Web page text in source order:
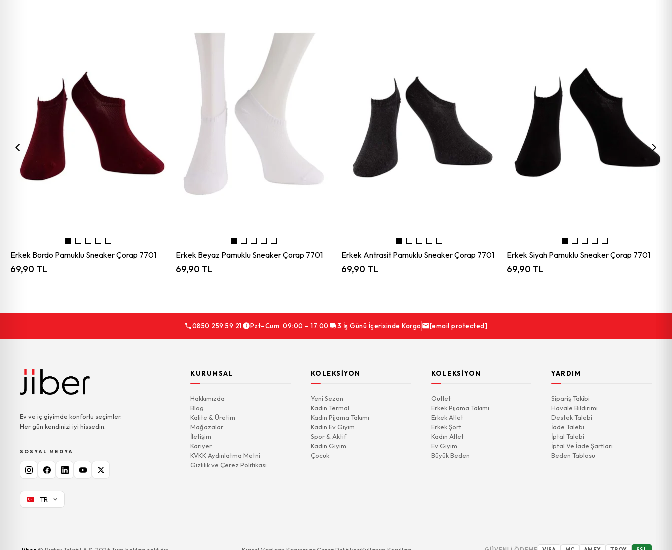
Erkek Bordo Pamuklu Sneaker Çorap 7701
69,90 TL
Erkek Beyaz Pamuklu Sneaker Çorap 7701
69,90 TL
Erkek Antrasit Pamuklu Sneaker Çorap 7701
69,90 TL
Erkek Siyah Pamuklu Sneaker Çorap 7701
69,90 TL
0850 259 59 21 Pzt–Cum 09:00 – 17:00 3 İş Günü İçerisinde Kargo [email protected]
Ev ve iç giyimde konforlu seçimler.
Her gün kendinizi iyi hissedin.
SOSYAL MEDYA
TR
KURUMSAL
Hakkımızda
Blog
Kalite & Üretim
Mağazalar
İletişim
Kariyer
KVKK Aydınlatma Metni
Gizlilik ve Çerez Politikası
KOLEKSIYON
Yeni Sezon
Kadın Termal
Kadın Pijama Takımı
Kadın Ev Giyim
Spor & Aktif
Kadın Giyim
Çocuk
KOLEKSIYON
Outlet
Erkek Pijama Takımı
Erkek Atlet
Erkek Şort
Kadın Atlet
Ev Giyim
Büyük Beden
YARDIM
Sipariş Takibi
Havale Bildirimi
Destek Talebi
İade Talebi
İptal Talebi
İptal Ve İade Şartları
Beden Tablosu